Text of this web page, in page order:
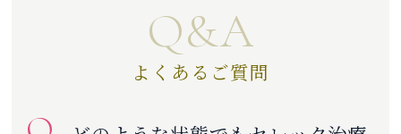
Q&A
よくあるご質問